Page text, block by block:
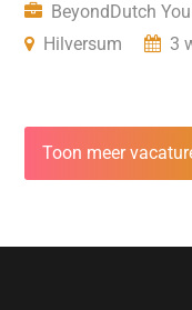
BeyondDutch
Hilversum
3
Toon meer